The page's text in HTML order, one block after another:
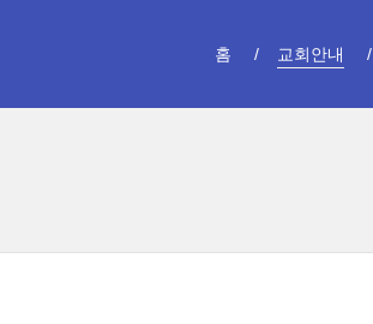
홈 교회안내